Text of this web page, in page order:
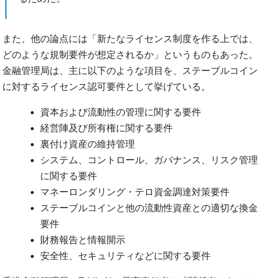
また、他の論点には「新たなライセンス制度を作る上では、
どのような規制要件が想定されるか」というものもあった。
金融管理局は、主に以下のような項目を、ステーブルコイン
に対するライセンス認可要件として挙げている。
資本および流動性の管理に関する要件
経営陣及び所有権に関する要件
裏付け資産の維持管理
システム、コントロール、ガバナンス、リスク管理
に関する要件
マネーロンダリング・テロ資金調達対策要件
ステーブルコインと他の流動性資産との適切な換金
要件
財務報告と情報開示
安全性、セキュリティなどに関する要件